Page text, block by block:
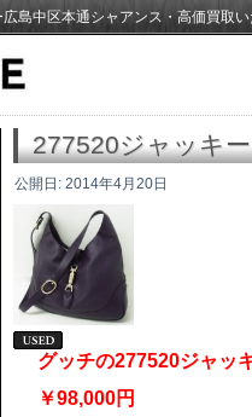
島中区本通シャアンス・高価買取
277520ジャッキー
公開日: 2014年4月20日
グッチの277520ジャッ
￥98,000円